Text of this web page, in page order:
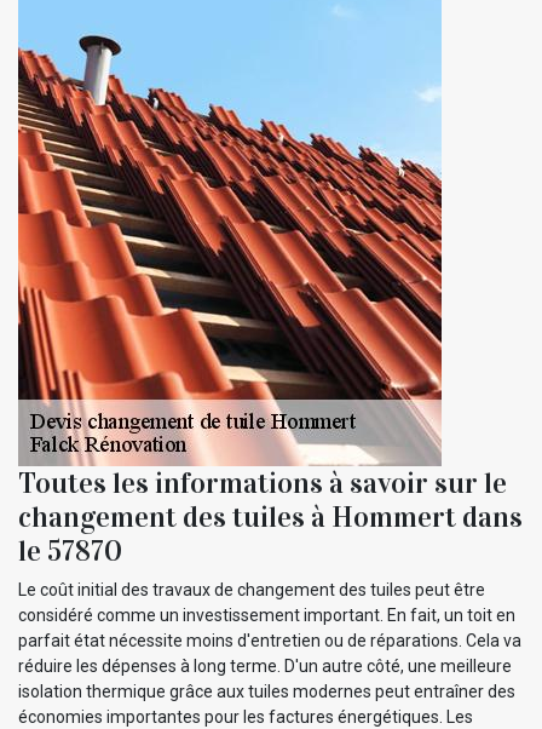
Toutes les informations à savoir sur le
changement des tuiles à Hommert dans
le 57870
Le coût initial des travaux de changement des tuiles peut être
considéré comme un investissement important. En fait, un toit en
parfait état nécessite moins d'entretien ou de réparations. Cela va
réduire les dépenses à long terme. D'un autre côté, une meilleure
isolation thermique grâce aux tuiles modernes peut entraîner des
économies importantes pour les factures énergétiques. Les